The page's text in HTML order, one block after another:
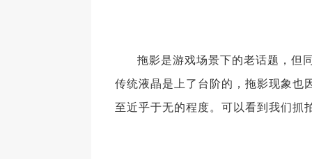
拖影是游戏场景下的老话题，但
传统液晶是上了台阶的，拖影现象
至近乎于无的程度。可以看到我们抓